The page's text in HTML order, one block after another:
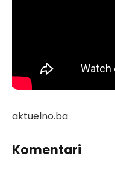
aktuelno.ba
Komentari